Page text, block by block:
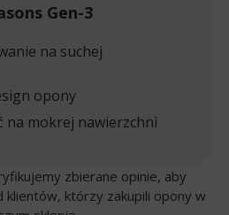
Gen-3
na suchej
opony
na mokrej nawierzchni
zbierane opinie, aby
klientów, którzy zakupili opony w